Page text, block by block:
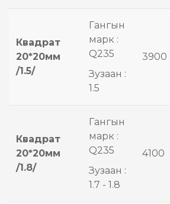
Квадрат
20*20мм
/1.5/
Гангын
марк :
Q235
Зузаан :
1.5
3900
Квадрат
20*20мм
/1.8/
Гангын
марк :
Q235
Зузаан :
1.7 - 1.8
4100